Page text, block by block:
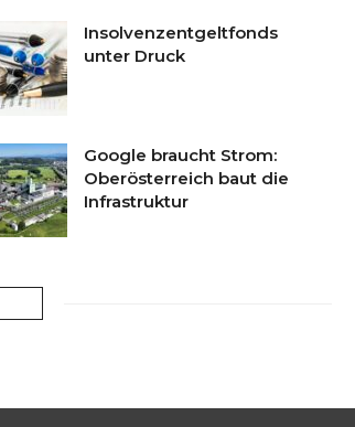
Insolvenzentgeltfonds
unter Druck
Google braucht Strom:
Oberösterreich baut die
Infrastruktur